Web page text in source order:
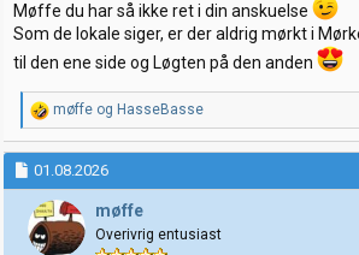
Møffe du har så ikke ret i din anskuelse
Som de lokale siger, er der aldrig mørkt i
til den ene side og Løgten på den anden
R
e
a
k
s
j
o
n
møffe og HasseBasse
01.08.2026
møffe
Overivrig entusiast